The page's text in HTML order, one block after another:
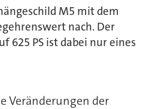
M5 mit dem
nach. Der
625 PS ist dabei nur eines
Veränderungen der